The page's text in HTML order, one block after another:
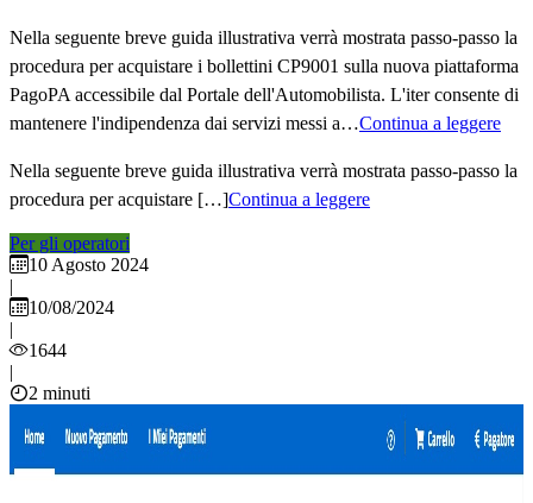
Nella seguente breve guida illustrativa verrà mostrata passo-passo la
procedura per acquistare i bollettini CP9001 sulla nuova piattaforma
PagoPA accessibile dal Portale dell'Automobilista. L'iter consente di
mantenere l'indipendenza dai servizi messi a…Continua a leggere
Nella seguente breve guida illustrativa verrà mostrata passo-passo la
procedura per acquistare […]Continua a leggere
Per gli operatori
10 Agosto 2024
|
10/08/2024
|
1644
|
2 minuti